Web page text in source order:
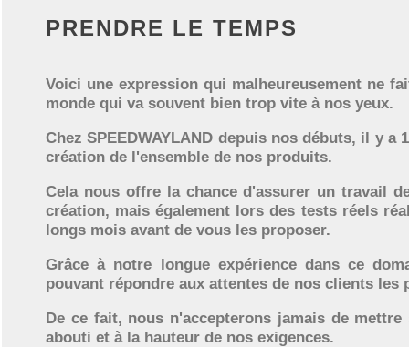
PRENDRE LE TEMPS
Voici une expression qui malheureusement ne
monde qui va souvent bien trop vite à nos yeux.
Chez SPEEDWAYLAND depuis nos débuts, il y
création de l'ensemble de nos produits.
Cela nous offre la chance d'assurer un travail
création, mais également lors des tests réels
longs mois avant de vous les proposer.
Grâce à notre longue expérience dans ce
pouvant répondre aux attentes de nos clients les
De ce fait, nous n'accepterons jamais de
abouti et à la hauteur de nos exigences.